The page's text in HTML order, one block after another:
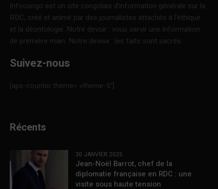
Infocongo est un site congolais d’information générale sur la
RDC, créé et animé par des journalistes attachés à l’éthique
et la déontologie. Notre devoir : vous servir une information
de première main. Notre devise : les faits sont sacrés.
Suivez-nous
[aps-counter theme= »theme-5″]
Récents
30 JANVIER 2025
Jean-Noël Barrot, chef de la
diplomatie française en RDC : une
visite sous haute tension